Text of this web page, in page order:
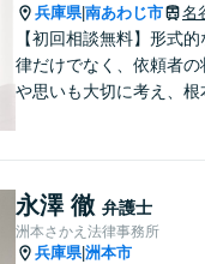
兵庫県|南あわじ市 名
【初回相談無料】形式
律だけでなく、依頼者の
や思いも大切に考え、根
とりに合ったサポートを
けています。【夜間・休
談可能】【オンライン出
永澤 徹 弁護士
洲本さかえ法律事務所
兵庫県|洲本市